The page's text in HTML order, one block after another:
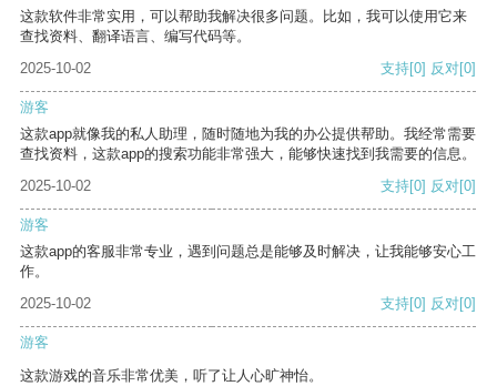
这款软件非常实用，可以帮助我解决很多问题。比如，我可以使用它来
查找资料、翻译语言、编写代码等。
2025-10-02
支持[0] 反对[0]
游客
这款app就像我的私人助理，随时随地为我的办公提供帮助。我经常需要
查找资料，这款app的搜索功能非常强大，能够快速找到我需要的信息。
2025-10-02
支持[0] 反对[0]
游客
这款app的客服非常专业，遇到问题总是能够及时解决，让我能够安心工
作。
2025-10-02
支持[0] 反对[0]
游客
这款游戏的音乐非常优美，听了让人心旷神怡。